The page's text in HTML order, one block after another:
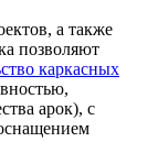
а также
позволяют
каркасных
арок), с